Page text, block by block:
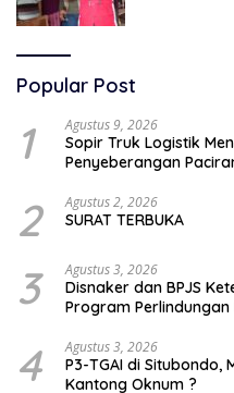
Popular Post
1 Agustus 9, 2026
Sopir Truk Logistik
Penyeberangan
2 Agustus 2, 2026
SURAT TERBUKA
3 Agustus 3, 2026
Disnaker dan BPJS
Program Perlindungan
4 Agustus 3, 2026
P3-TGAI di Situbondo,
Kantong Oknum ?